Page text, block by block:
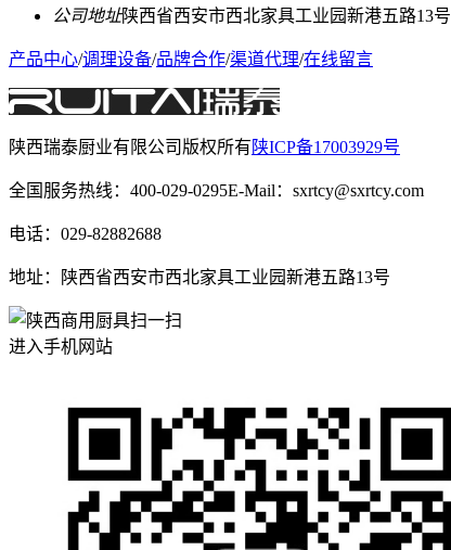
公司地址陕西省西安市西北家具工业园新港五路13号
产品中心/调理设备/品牌合作/渠道代理/在线留言
陕西瑞泰厨业有限公司 版权所有陕ICP备17003929号
全国服务热线：400-029-0295E-Mail：sxrtcy@sxrtcy.com
电话：029-82882688
地址：陕西省西安市西北家具工业园新港五路13号
扫一扫
进入手机网站